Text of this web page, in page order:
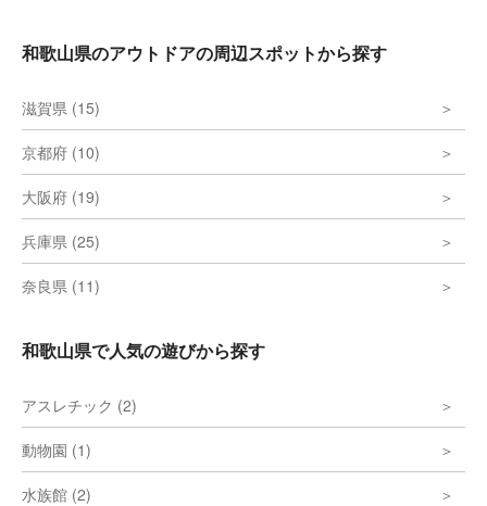
ました。 さらに、平成２８年１０月、黒
和歌山県のアウトドアの周辺スポットから探す
滋賀県 (15)
京都府 (10)
大阪府 (19)
兵庫県 (25)
奈良県 (11)
和歌山県で人気の遊びから探す
アスレチック (2)
動物園 (1)
水族館 (2)